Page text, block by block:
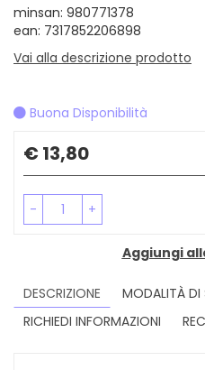
minsan: 980771378
ean: 7317852206898
Vai alla descrizione prodotto
Buona Disponibilità
Prezzo
€ 13,80
- +
Aggiungi
DESCRIZIONE
MODALITÀ DI
RICHIEDI INFORMAZIONI